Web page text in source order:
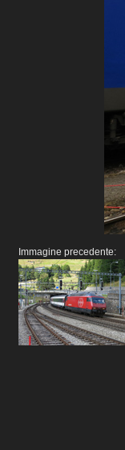
Immagine precedente: